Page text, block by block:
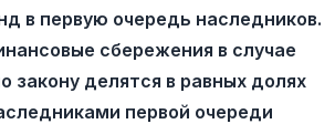
в первую очередь наследников.
сбережения в случае
закону делятся в равных долях
первой очереди